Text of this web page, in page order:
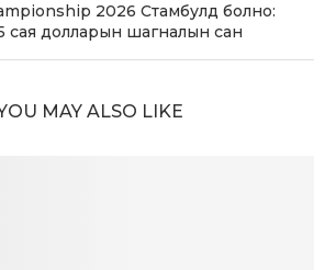
2026 Стамбулд болно:
сая долларын шагналын сан
MAY ALSO LIKE